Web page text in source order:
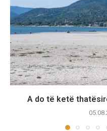
A do të ketë